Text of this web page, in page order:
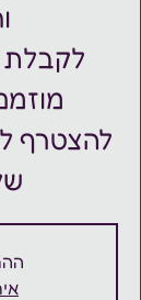
לקבלת
להצטרף